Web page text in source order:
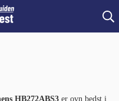
HB272ABS3 er ovn bedst i